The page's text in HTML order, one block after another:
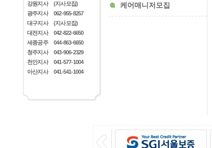
케어매니저모집
강원지사
(지사모집)
광주지사
062-955-8257
대구지사
(지사모집)
대전지사
042-822-6650
세종공주
044-863-6650
청주지사
043-906-2329
천안지사
041-577-1004
아산지사
041-541-1004